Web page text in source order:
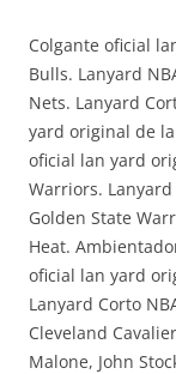
Colgante oficial
Bulls. Lanyard
Nets. Lanyard
yard original de
oficial lan yard
Warriors.
Golden State
Heat.
oficial lan yard
Lanyard Corto
Cleveland
Malone, John